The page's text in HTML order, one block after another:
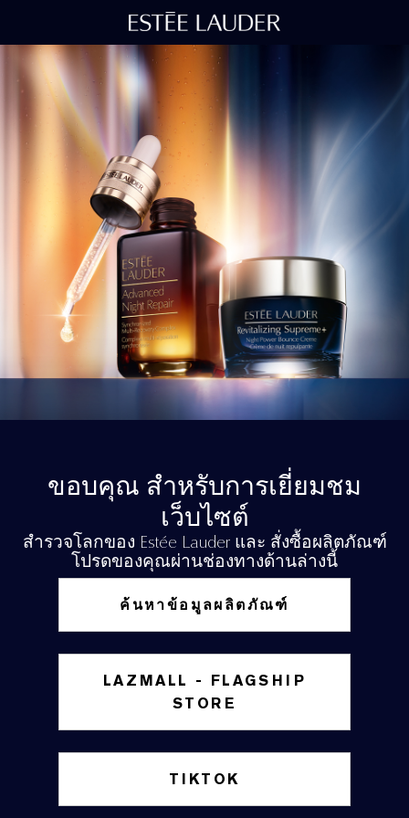
ขอบคุณ สำหรับการเยี่ยมชม
เว็บไซต์
สำรวจโลกของ Estée Lauder และ สั่งซื้อผลิตภัณฑ์
โปรดของคุณผ่านช่องทางด้านล่างนี้
ค้นหาข้อมูลผลิตภัณฑ์
LAZMALL - FLAGSHIP
STORE
TIKTOK